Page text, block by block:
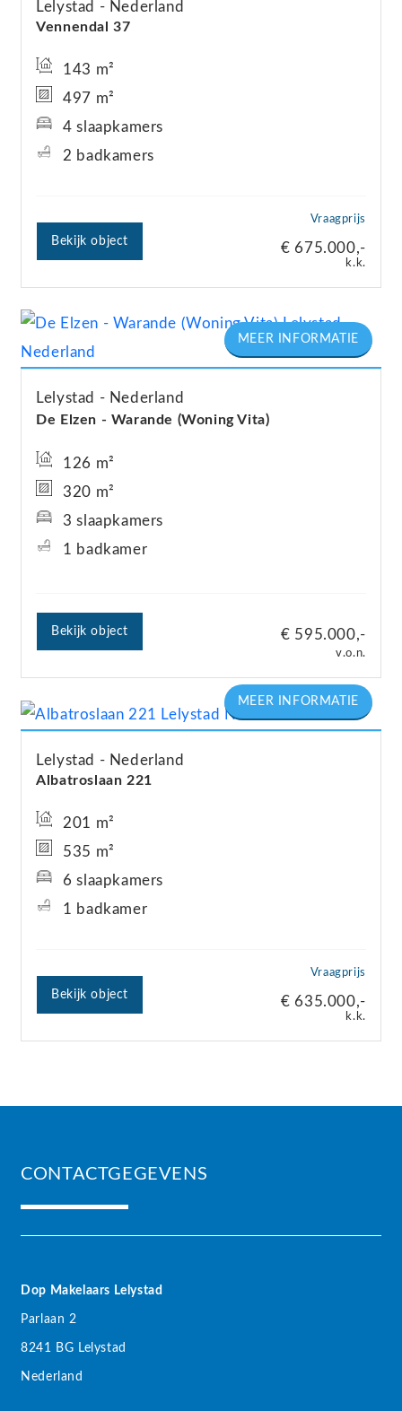
voorzieningen, zoals winkels, scholen en
loopafstand te bereiken en met de nabijgelegen
uitvalswegen bent u snel in de grote steden zoals
Almere en Amsterdam. Ook kunt u genieten van
de natuur en recreatie in de omgeving, met parken
Wacht niet te lang om deze prachtige,
Vraag nu uw bezichtiging aan bij onze makelaars.
Deze kans wilt u niet missen!
Vraagprijs: €650.000,- k.k.
Vennendal 37
Lelystad Nederland
Vraagprijs
€ 675.000,-
k.k.
143 m²
497 m²
4 slaapkamers
2 badkamers
Bekijk object
De Elzen - Warande (Woning Vita)
Lelystad Nederland
€ 595.000,-
v.o.n.
126 m²
320 m²
3 slaapkamers
1 badkamer
Bekijk object
Albatroslaan 221
Lelystad Nederland
Vraagprijs
€ 635.000,-
k.k.
201 m²
535 m²
6 slaapkamers
1 badkamer
Bekijk object
CONTACTGEGEVENS
Dop Makelaars Lelystad
Parlaan 2
8241 BG Lelystad
Nederland